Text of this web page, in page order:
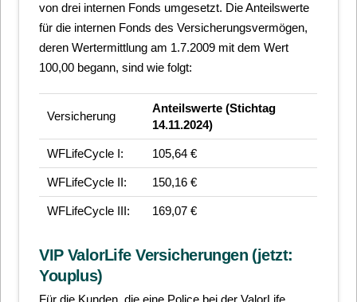
von drei internen Fonds umgesetzt. Die Anteilswerte
für die internen Fonds des Versicherungsvermögen,
deren Wertermittlung am 1.7.2009 mit dem Wert
100,00 begann, sind wie folgt:
Versicherung
Anteilswerte (Stichtag
14.11.2024)
WFLifeCycle I: 105,64 €
WFLifeCycle II: 150,16 €
WFLifeCycle III: 169,07 €
VIP ValorLife Versicherungen (jetzt:
Youplus)
Für die Kunden, die eine Police bei der ValorLife